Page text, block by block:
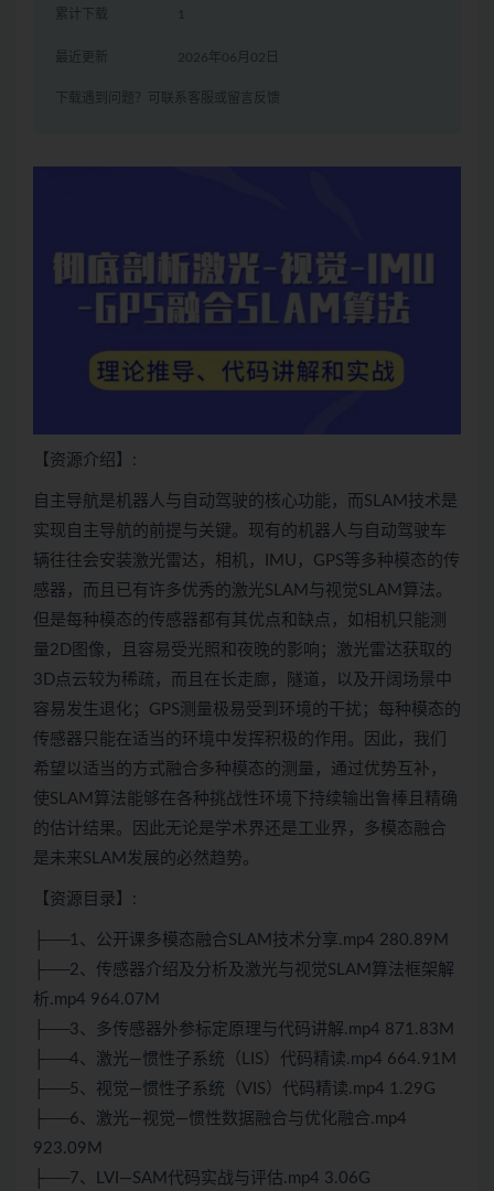
累计下载 1
最近更新 2026年06月02日
下载遇到问题？可联系客服或留言反馈
【资源介绍】:
自主导航是机器人与自动驾驶的核心功能，而SLAM技术是
实现自主导航的前提与关键。现有的机器人与自动驾驶车
辆往往会安装激光雷达，相机，IMU，GPS等多种模态的传
感器，而且已有许多优秀的激光SLAM与视觉SLAM 算法。
但是每种模态的传感器都有其优点和缺点，如相机只能测
量2D图像，且容易受光照和夜晚的影响；激光雷达获取的
3D点云较为稀疏，而且在长走廊，隧道，以及开阔场景中
容易发生退化；GPS测量极易受到环境的干扰；每种模态的
传感器只能在适当的环境中发挥积极的作用。因此，我们
希望以适当的方式融合多种模态的测量，通过优势互补，
使SLAM 算法能够在各种挑战性环境下持续输出鲁棒且精确
的估计结果。因此无论是学术界还是工业界，多模态融合
是未来SLAM发展的必然趋势。
【资源目录】:
├──1、公开课多模态融合SLAM技术分享.mp4 280.89M
├──2、传感器介绍及分析及激光与视觉SLAM算法框架解
析.mp4 964.07M
├──3、多传感器外参标定原理与代码讲解.mp4 871.83M
├──4、激光—惯性子系统（LIS）代码精读.mp4 664.91M
├──5、视觉—惯性子系统（VIS）代码精读.mp4 1.29G
├──6、激光—视觉—惯性数据融合与优化融合.mp4
923.09M
├──7、LVI—SAM代码实战与评估.mp4 3.06G